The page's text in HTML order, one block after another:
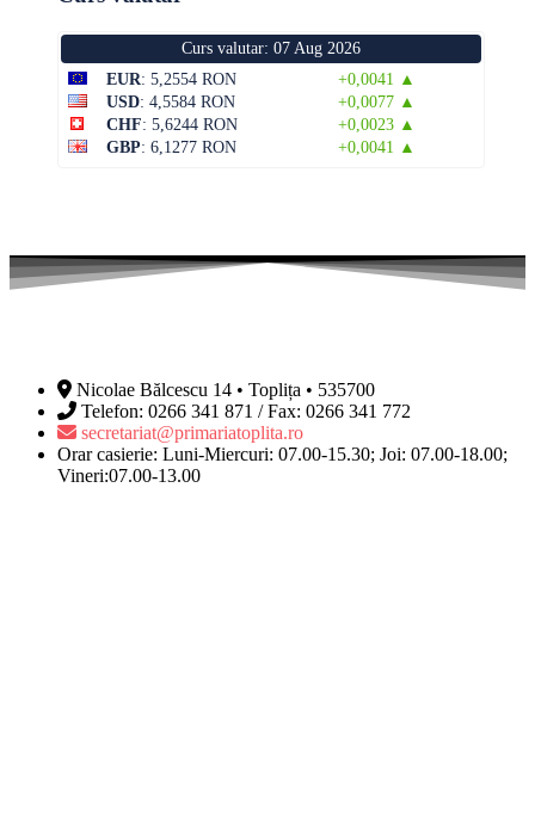
Curs valutar: 07 Aug 2026
EUR: 5,2554 RON
+0,0041 ▲
USD: 4,5584 RON
+0,0077 ▲
CHF: 5,6244 RON
+0,0023 ▲
GBP: 6,1277 RON +0,0041 ▲
Nicolae Bălcescu 14 • Toplița • 535700
Telefon: 0266 341 871 / Fax: 0266 341 772
secretariat@primariatoplita.ro
Orar casierie: Luni-Miercuri: 07.00-15.30; Joi: 07.00-18.00;
Vineri:07.00-13.00